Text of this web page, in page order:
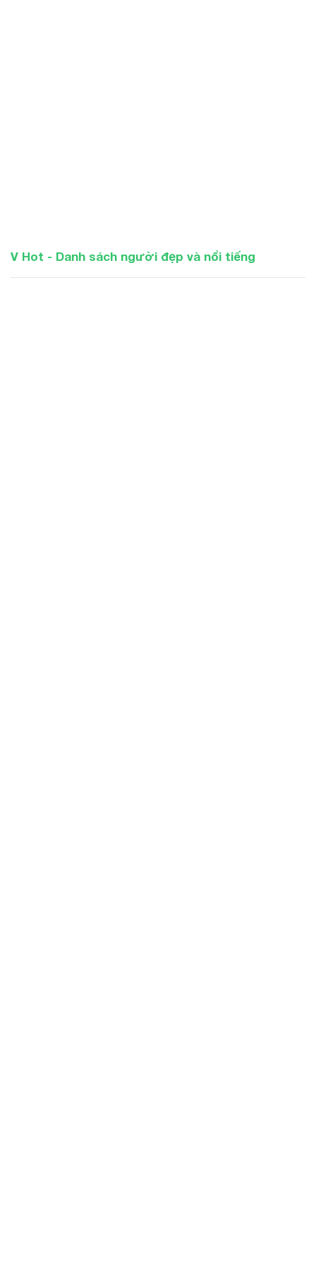
V Hot - Danh sách người đẹp và nổi tiếng